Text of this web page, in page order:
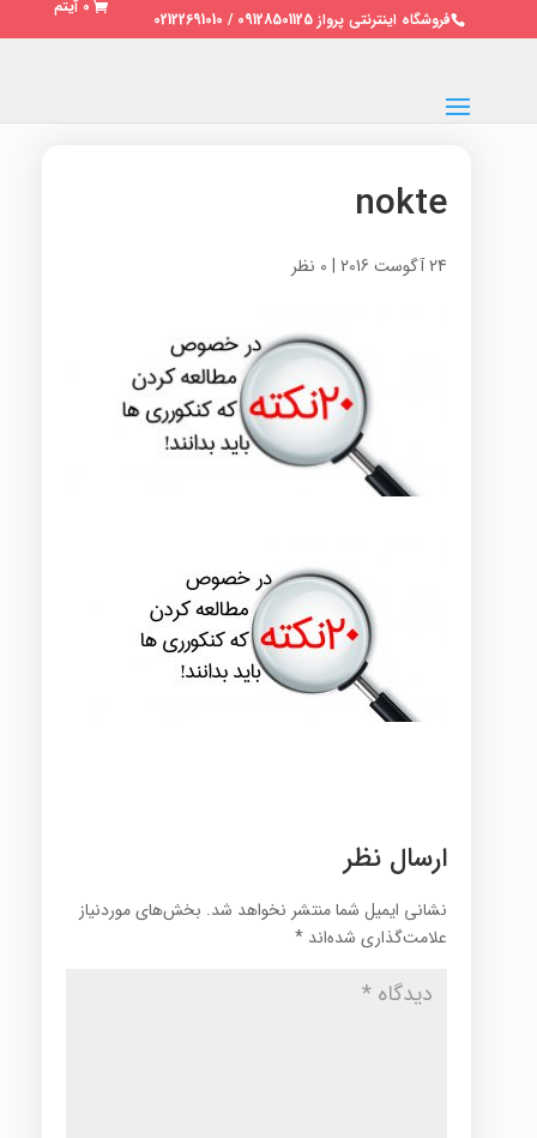
فروشگاه اینترنتی پرواز 09128501125 / 02122691010
0 آیتم
nokte
24 آگوست 2016 | 0 نظر
ارسال نظر
نشانی ایمیل شما منتشر نخواهد شد. بخش‌های موردنیاز
علامت‌گذاری شده‌اند *